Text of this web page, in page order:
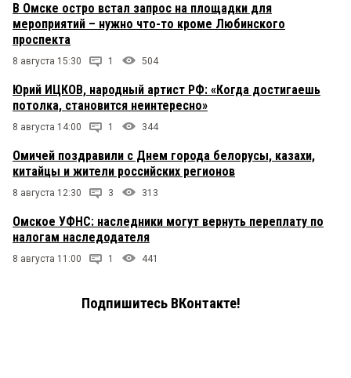
В Омске остро встал запрос на площадки для
мероприятий – нужно что-то кроме Любинского
проспекта
8 августа 15:30 1 504
Юрий ИЦКОВ, народный артист РФ: «Когда достигаешь
потолка, становится неинтересно»
8 августа 14:00 1 344
Омичей поздравили с Днем города белорусы, казахи,
китайцы и жители российских регионов
8 августа 12:30 3 313
Омское УФНС: наследники могут вернуть переплату по
налогам наследодателя
8 августа 11:00 1 441
Подпишитесь ВКонтакте!